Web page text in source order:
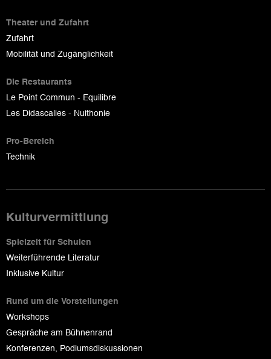
Theater und Zufahrt
Zufahrt
Mobilität und Zugänglichkeit
Die Restaurants
Le Point Commun - Equilibre
Les Didascalies - Nuithonie
Pro-Bereich
Technik
Kulturvermittlung
Spielzeit für Schulen
Weiterführende Literatur
Inklusive Kultur
Rund um die Vorstellungen
Workshops
Gespräche am Bühnenrand
Konferenzen, Podiumsdiskussionen